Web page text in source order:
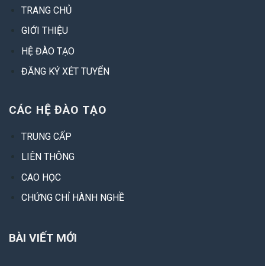
TRANG CHỦ
GIỚI THIỆU
HỆ ĐÀO TẠO
ĐĂNG KÝ XÉT TUYỂN
CÁC HỆ ĐÀO TẠO
TRUNG CẤP
LIÊN THÔNG
CAO HỌC
CHỨNG CHỈ HÀNH NGHỀ
BÀI VIẾT MỚI